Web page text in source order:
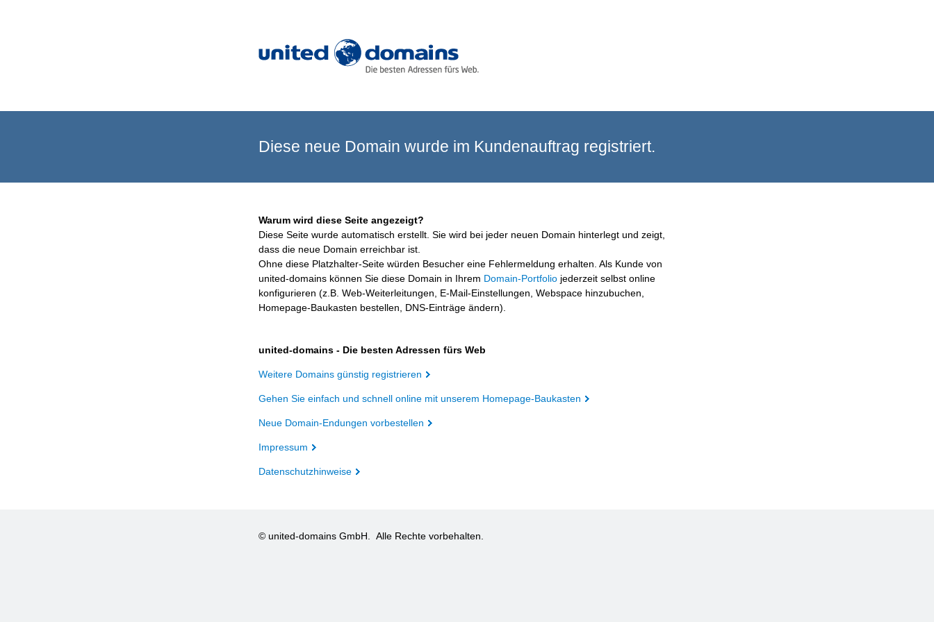
Diese neue Domain wurde im Kundenauftrag registriert.
Warum wird diese Seite angezeigt?
Diese Seite wurde automatisch erstellt. Sie wird bei jeder neuen Domain hinterlegt und zeigt,
dass die neue Domain erreichbar ist.
Ohne diese Platzhalter-Seite würden Besucher eine Fehlermeldung erhalten. Als Kunde von
united-domains können Sie diese Domain in Ihrem Domain-Portfolio jederzeit selbst online
konfigurieren (z.B. Web-Weiterleitungen, E-Mail-Einstellungen, Webspace hinzubuchen,
Homepage-Baukasten bestellen, DNS-Einträge ändern).
united-domains - Die besten Adressen fürs Web
Weitere Domains günstig registrieren
Gehen Sie einfach und schnell online mit unserem Homepage-Baukasten
Neue Domain-Endungen vorbestellen
Impressum
Datenschutzhinweise
© united-domains GmbH. Alle Rechte vorbehalten.